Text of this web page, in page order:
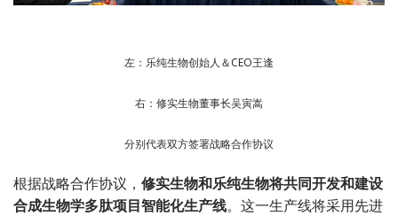
左：乐纯生物创始人＆CEO王逢
右：修实生物董事长吴寅嵩
分别代表双方签署战略合作协议
根据战略合作协议， 修实生物和乐纯生物将共同开发和建设
合成生物学多肽项目智能化生产线。这一生产线将采用先进